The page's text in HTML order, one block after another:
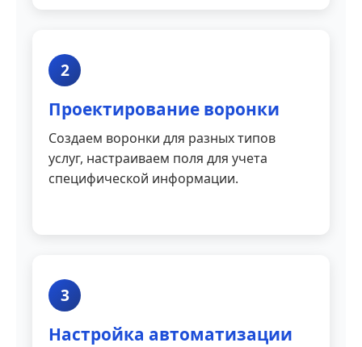
2
Проектирование воронки
Создаем воронки для разных типов
услуг, настраиваем поля для учета
специфической информации.
3
Настройка автоматизации